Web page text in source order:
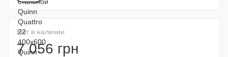
Нет в наличии
7 056 грн